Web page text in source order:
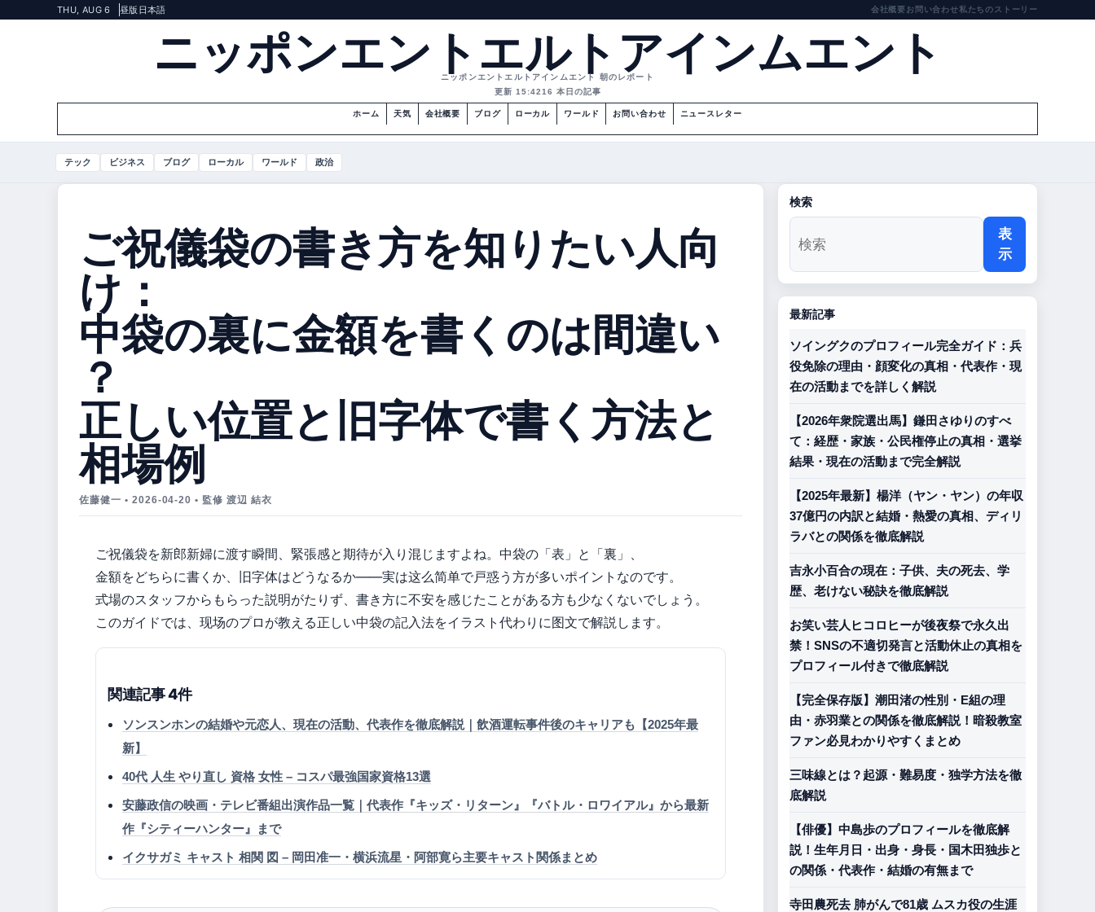
THU, AUG 6 昼版 日本語 会社概要お問い合わせ私たちのストーリー
ニッポンエントエルトアインムエント
ニッポンエントエルトアインムエント 朝のレポート
更新 15:4216 本日の記事
ホーム 天気 会社概要 ブログ ローカル ワールド お問い合わせ ニュースレター
テック ビジネス ブログ ローカル ワールド 政治
ご祝儀袋の書き方を知りたい人向
け：
中袋の裏に金額を書くのは間違い
？
正しい位置と旧字体で書く方法と
相場例
佐藤健一 • 2026-04-20 • 監修 渡辺 結衣
ご祝儀袋を新郎新婦に渡す瞬間、緊張感と期待が入り混じますよね。中袋の「表」と「裏」、
金額をどちらに書くか、旧字体はどうなるか——実は这么简单で戸惑う方が多いポイントなのです。
式場のスタッフからもらった説明がたりず、書き方に不安を感じたことがある方も少なくないでしょう。
このガイドでは、现场のプロが教える正しい中袋の記入法をイラスト代わりに图文で解説します。
関連記事 4件
ソンスンホンの結婚や元恋人、現在の活動、代表作を徹底解説｜飲酒運転事件後のキャリアも【2025年最
新】
40代 人生 やり直し 資格 女性 – コスパ最強国家資格13選
安藤政信の映画・テレビ番組出演作品一覧｜代表作『キッズ・リターン』『バトル・ロワイアル』から最新
作『シティーハンター』まで
イクサガミ キャスト 相関 図 – 岡田准一・横浜流星・阿部寛ら主要キャスト関係まとめ
検索
表
示
最新記事
ソイングクのプロフィール完全ガイド：兵
役免除の理由・顔変化の真相・代表作・現
在の活動までを詳しく解説
【2026年衆院選出馬】鎌田さゆりのすべ
て：経歴・家族・公民権停止の真相・選挙
結果・現在の活動まで完全解説
【2025年最新】楊洋（ヤン・ヤン）の年収
37億円の内訳と結婚・熱愛の真相、ディリ
ラバとの関係を徹底解説
吉永小百合の現在：子供、夫の死去、学
歴、老けない秘訣を徹底解説
お笑い芸人ヒコロヒーが後夜祭で永久出
禁！SNSの不適切発言と活動休止の真相を
プロフィール付きで徹底解説
【完全保存版】潮田渚の性別・E組の理
由・赤羽業との関係を徹底解説！暗殺教室
ファン必見わかりやすくまとめ
三味線とは？起源・難易度・独学方法を徹
底解説
【俳優】中島歩のプロフィールを徹底解
説！生年月日・出身・身長・国木田独歩と
の関係・代表作・結婚の有無まで
寺田農死去 肺がんで81歳 ムスカ役の生涯